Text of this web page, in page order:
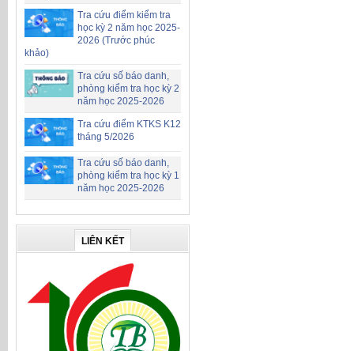
Tra cứu điểm kiểm tra
học kỳ 2 năm học 2025-
2026 (Trước phúc
khảo)
Tra cứu số báo danh,
phòng kiểm tra học kỳ 2
năm học 2025-2026
Tra cứu điểm KTKS K12
tháng 5/2026
Tra cứu số báo danh,
phòng kiểm tra học kỳ 1
năm học 2025-2026
LIÊN KẾT